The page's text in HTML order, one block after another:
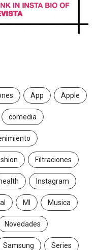
App Apple
comedia
Filtraciones
health Instagram
MI Musica
Novedades
Samsung Series